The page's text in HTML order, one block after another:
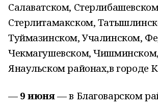
Салаватском,
Стерлитамакском,
Туймазинском, Учалинском,
Чекмагушевском,
Янаульском районах,в городе
— 9 июня— в Благоварском